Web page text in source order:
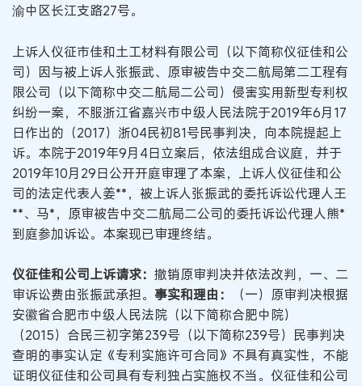
渝中区长江支路27号。
上诉人仪征市佳和土工材料有限公司（以下简称仪征佳和公
司）因与被上诉人张振武、原审被告中交二航局第二工程有
限公司（以下简称中交二航局二公司）侵害实用新型专利权
纠纷一案，不服浙江省嘉兴市中级人民法院于2019年6月17
日作出的（2017）浙04民初81号民事判决，向本院提起上
诉。本院于2019年9月4日立案后，依法组成合议庭，并于
2019年10月29日公开开庭审理了本案，上诉人仪征佳和公
司的法定代表人姜**，被上诉人张振武的委托诉讼代理人王
**、马*，原审被告中交二航局二公司的委托诉讼代理人熊*
到庭参加诉讼。本案现已审理终结。
仪征佳和公司上诉请求： 撤销原审判决并依法改判，一、二
审诉讼费由张振武承担。 事实和理由：
（一）原审判决根据
安徽省合肥市中级人民法院（以下简称合肥中院）
（2015）合民三初字第239号（以下简称239号）民事判决
查明的事实认定《专利实施许可合同》不具有真实性，不能
证明仪征佳和公司具有专利独占实施权不当。仪征佳和公司